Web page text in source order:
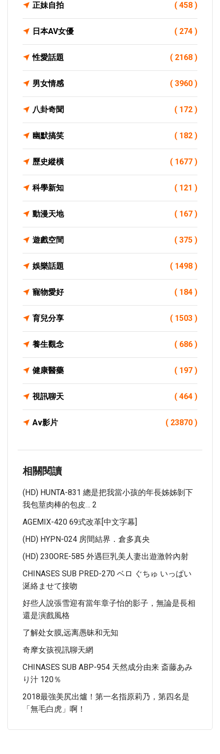
正妹自拍 ( 458 )
日本AV女優 ( 274 )
性愛話題 ( 2168 )
男女情感 ( 3960 )
八卦奇聞 ( 172 )
幽默搞笑 ( 182 )
歷史縱橫 ( 1677 )
科學新知 ( 121 )
動漫天地 ( 167 )
遊戲空間 ( 375 )
娛樂話題 ( 1498 )
寵物愛好 ( 184 )
育兒分享 ( 1503 )
養生觀念 ( 686 )
健康醫藥 ( 197 )
視訊聊天 ( 464 )
Av影片 ( 23870 )
相關閱讀
(HD) HUNTA-831 總是把我當小孩的年長姊姊剝下
我包莖肉棒的包皮… 2
AGEMIX-420 69式改革[中文字幕]
(HD) HYPN-024 房間結界．倉多真央
(HD) 230ORE-585 外遇巨乳美人妻出遊激幹內射
CHINASES SUB PRED-270 ベロ ぐちゅ いっぱい
涎絡ませて接吻
好些人說張雪迎有當年章子怡的影子，無論是長相
還是演戲風格
了解处女膜,远离愚昧和无知
奇摩女孩視訊聊天網
CHINASES SUB ABP-954 天然成分由来 斎藤あみ
り汁 120％
2018最強美尻出爐！第一名指原莉乃，第四名是
「無毛白虎」啊！